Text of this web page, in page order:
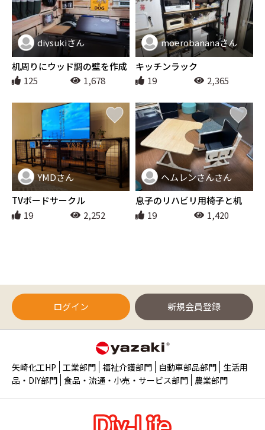
インテリア
diysukiさん
机周りにウッド調の壁を作成
125
1,678
インテリア
moerobananaさん
キッチンラック
19
2,365
インテリア
YMDさん
TVボードサークル
19
2,252
インテリア
ヘムレンさんさん
息子のリハビリ用椅子と机
19
1,420
ログイン 新規会員登録
矢崎化工HP 工業部門 福祉介護部門 自動車部品部門 生活用
品・DIY部門 食品・流通・小売・サービス部門 農業部門